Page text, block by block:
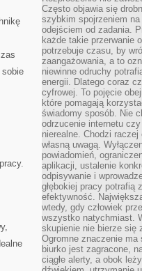
Często objawia się
szybkim spojrzeniem
odejściem od zadania.
każde takie przerwanie
potrzebuje czasu, by
zaangażowania, a to
niewinne odruchy
energii. Dlatego coraz
cyfrowej. To pojęcie
które pomagają
świadomy sposób. Nie
odrzucenie internetu
nierealne. Chodzi
własną uwagą.
powiadomień,
aplikacji, ustalenie
odpisywanie i
głębokiej pracy potrafią
efektywność.
wtedy, gdy człowiek
wszystko natychmiast.
skupienie nie bierze się
Ogromne znaczenie ma
biurko jest zagracone,
ciągłe alerty, a obok